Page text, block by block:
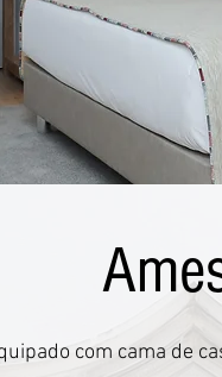
com cama de